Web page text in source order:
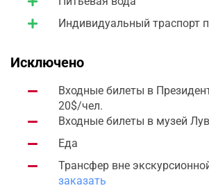
Индивидуальный траспорт
Исключено
Входные билеты в
20$/чел.
Входные билеты в музей
Еда
Трансфер вне
заказать